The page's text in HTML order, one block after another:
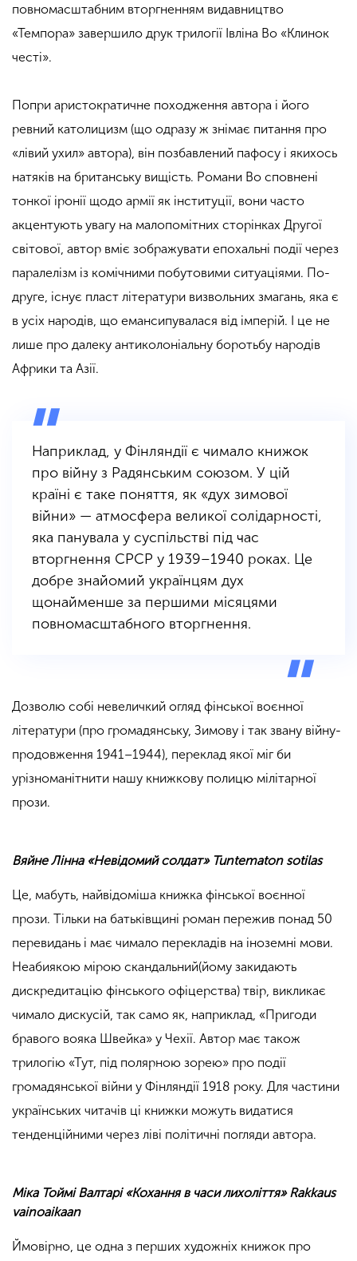
повномасштабним вторгненням видавництво
«Темпора» завершило друк трилогії Івліна Во «Клинок
честі».
Попри аристократичне походження автора і його
ревний католицизм (що одразу ж знімає питання про
«лівий ухил» автора), він позбавлений пафосу і якихось
натяків на британську вищість. Романи Во сповнені
тонкої іронії щодо армії як інституції, вони часто
акцентують увагу на малопомітних сторінках Другої
світової, автор вміє зображувати епохальні події через
паралелізм із комічними побутовими ситуаціями. По-
друге, існує пласт літератури визвольних змагань, яка є
в усіх народів, що емансипувалася від імперій. І це не
лише про далеку антиколоніальну боротьбу народів
Африки та Азії.
Наприклад, у Фінляндії є чимало книжок
про війну з Радянським союзом. У цій
країні є таке поняття, як «дух зимової
війни» — атмосфера великої солідарності,
яка панувала у суспільстві під час
вторгнення СРСР у 1939–1940 роках. Це
добре знайомий українцям дух
щонайменше за першими місяцями
повномасштабного вторгнення.
Дозволю собі невеличкий огляд фінської воєнної
літератури (про громадянську, Зимову і так звану війну-
продовження 1941–1944), переклад якої міг би
урізноманітнити нашу книжкову полицю мілітарної
прози.
Вяйне Лінна «Невідомий солдат» Tuntematon sotilas
Це, мабуть, найвідоміша книжка фінської воєнної
прози. Тільки на батьківщині роман пережив понад 50
перевидань і має чимало перекладів на іноземні мови.
Неабиякою мірою скандальний(йому закидають
дискредитацію фінського офіцерства) твір, викликає
чимало дискусій, так само як, наприклад, «Пригоди
бравого вояка Швейка» у Чехії. Автор має також
трилогію «Тут, під полярною зорею» про події
громадянської війни у Фінляндії 1918 року. Для частини
українських читачів ці книжки можуть видатися
тенденційними через ліві політичні погляди автора.
Міка Тоймі Валтарі «Кохання в часи лихоліття»Rakkaus
vainoaikaan
Ймовірно, це одна з перших художніх книжок про